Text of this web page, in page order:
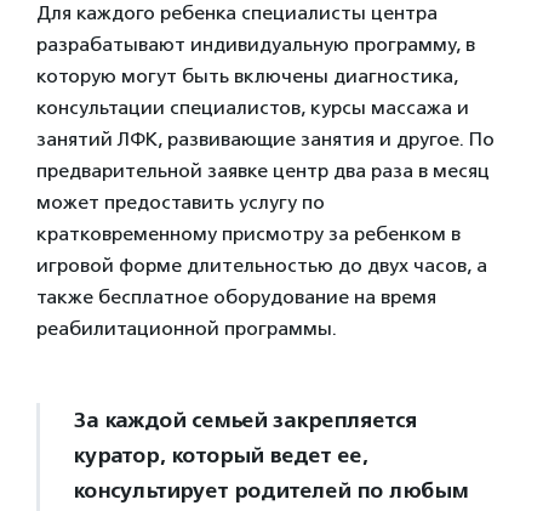
Для каждого ребенка специалисты центра
разрабатывают индивидуальную программу, в
которую могут быть включены диагностика,
консультации специалистов, курсы массажа и
занятий ЛФК, развивающие занятия и другое. По
предварительной заявке центр два раза в месяц
может предоставить услугу по
кратковременному присмотру за ребенком в
игровой форме длительностью до двух часов, а
также бесплатное оборудование на время
реабилитационной программы.
За каждой семьей закрепляется
куратор, который ведет ее,
консультирует родителей по любым